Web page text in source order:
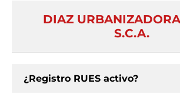
DIAZ
S.C.A.
¿Registro RUES activo?